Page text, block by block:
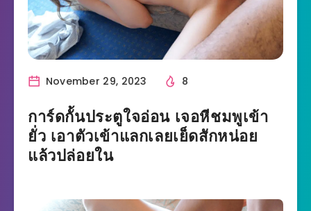
November 29, 2023 8
การ์ดกั้นประตูใจอ่อน เจอหีชมพูเข้า
ยั่ว เอาตัวเข้าแลกเลยเย็ดสักหน่อย
แล้วปล่อยใน